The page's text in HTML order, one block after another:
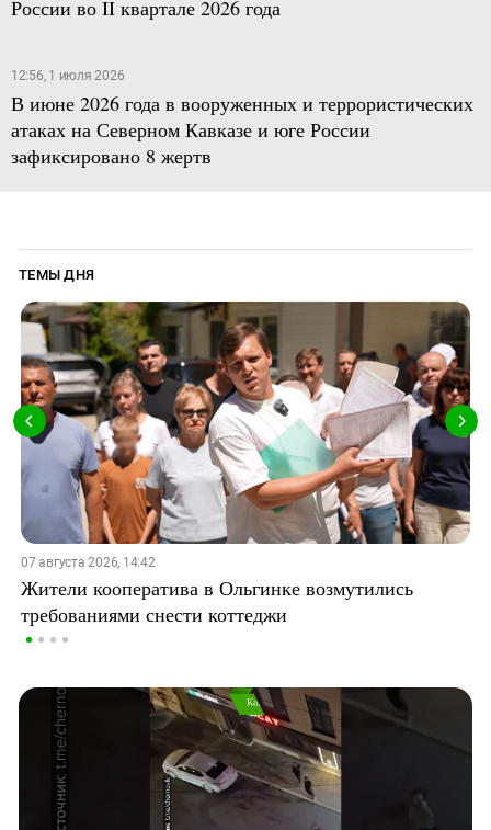
России во II квартале 2026 года
12:56, 1 июля 2026
В июне 2026 года в вооруженных и террористических
атаках на Северном Кавказе и юге России
зафиксировано 8 жертв
ТЕМЫ ДНЯ
07 августа 2026, 14:42
Жители кооператива в Ольгинке возмутились
требованиями снести коттеджи